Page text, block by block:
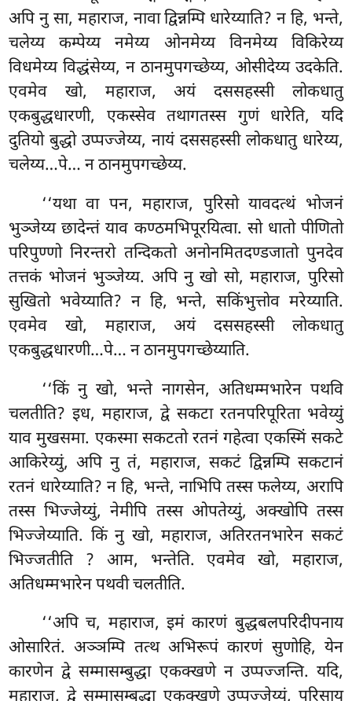
अपि नु सा, महाराज, नावा द्विन्नम्पि धारेय्याति? न हि, भन्ते,
चलेय्य कम्पेय्य नमेय्य ओनमेय्य विनमेय्य विकिरेय्य
विधमेय्य विद्धंसेय्य, न ठानमुपगच्छेय्य, ओसीदेय्य उदकेति.
एवमेव खो, महाराज, अयं दससहस्सी लोकधातु
एकबुद्धधारणी, एकस्सेव तथागतस्स गुणं धारेति, यदि
दुतियो बुद्धो उप्पज्जेय्य, नायं दससहस्सी लोकधातु धारेय्य,
चलेय्य…पे… न ठानमुपगच्छेय्य.
‘‘यथा वा पन, महाराज, पुरिसो यावदत्थं भोजनं
भुञ्जेय्य छादेन्तं याव कण्ठमभिपूरयित्वा. सो धातो पीणितो
परिपुण्णो निरन्तरो तन्दिकतो अनोनमितदण्डजातो पुनदेव
तत्तकं भोजनं भुञ्जेय्य. अपि नु खो सो, महाराज, पुरिसो
सुखितो भवेय्याति? न हि, भन्ते, सकिंभुत्तोव मरेय्याति.
एवमेव खो, महाराज, अयं दससहस्सी लोकधातु
एकबुद्धधारणी…पे… न ठानमुपगच्छेय्याति.
‘‘किंनु खो, भन्ते नागसेन, अतिधम्मभारेन पथवि
चलतीति? इध, महाराज, द्वे सकटा रतनपरिपूरिता भवेय्युं
याव मुखसमा. एकस्मा सकटतो रतनं गहेत्वा एकस्मिं सकटे
आकिरेय्युं, अपि नु तं, महाराज, सकटं द्विन्नम्पि सकटानं
रतनं धारेय्याति? न हि, भन्ते, नाभिपि तस्स फलेय्य, अरापि
तस्स भिज्जेय्युं, नेमीपि तस्स ओपतेय्युं, अक्खोपि तस्स
भिज्जेय्याति. किं नु खो, महाराज, अतिरतनभारेन सकटं
भिज्जतीति ? आम, भन्तेति. एवमेव खो, महाराज,
अतिधम्मभारेन पथवी चलतीति.
‘‘अपिच, महाराज, इमं कारणं बुद्धबलपरिदीपनाय
ओसारितं. अञ्ञम्पि तत्थ अभिरूपं कारणं सुणोहि, येन
कारणेन द्वे सम्मासम्बुद्धा एकक्खणे न उप्पज्जन्ति. यदि,